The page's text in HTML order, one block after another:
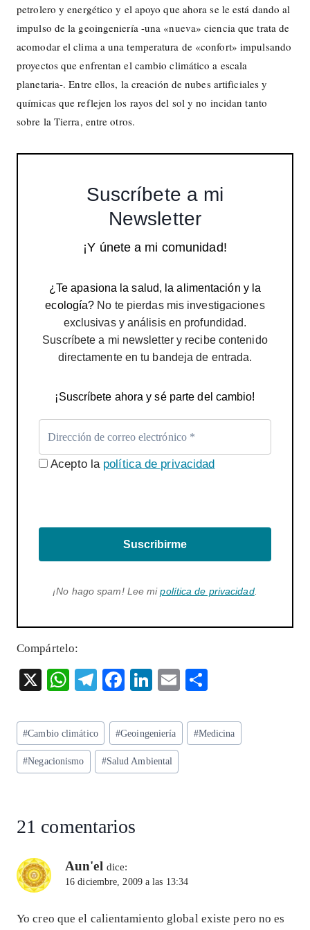
petrolero y energético y el apoyo que ahora se le está dando al
impulso de la geoingeniería -una «nueva» ciencia que trata de
acomodar el clima a una temperatura de «confort» impulsando
proyectos que enfrentan el cambio climático a escala
planetaria-. Entre ellos, la creación de nubes artificiales y
químicas que reflejen los rayos del sol y no incidan tanto
sobre la Tierra, entre otros.
Suscríbete a mi
Newsletter
¡Y únete a mi comunidad!
¿Te apasiona la salud, la alimentación y la
ecología? No te pierdas mis investigaciones
exclusivas y análisis en profundidad.
Suscríbete a mi newsletter y recibe contenido
directamente en tu bandeja de entrada.
¡Suscríbete ahora y sé parte del cambio!
Acepto la política de privacidad
Suscribirme
¡No hago spam! Lee mipolítica de privacidad.
Compártelo:
X
W
ts
A
p
T
eg
ra
m
F
eb
o
o
Li
ke
dI
n
E
ai
l
re
Etiquetas
de
la
#Cambio climático #Geoingeniería #Medicina
#Negacionismo #Salud Ambiental
21 comentarios
Aun'el dice:
16 diciembre, 2009 a las 13:34
Yo creo que el calientamiento global existe pero no es